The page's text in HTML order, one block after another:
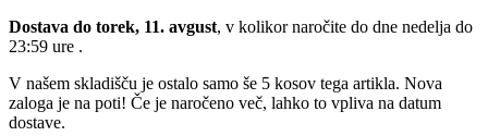
Dostava do torek, 11. avgust, v kolikor naročite do dne nedelja do
23:59 ure .
V našem skladišču je ostalo samo še 5 kosov tega artikla. Nova
zaloga je na poti! Če je naročeno več, lahko to vpliva na datum
dostave.